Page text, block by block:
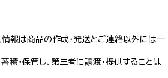
報は商品の作成・発送とご連絡以外には一
積・保管し、第三者に譲渡・提供することは